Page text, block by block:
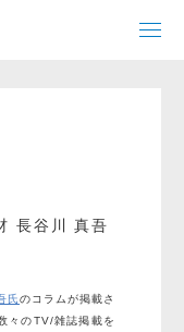
長谷川 真吾
氏のコラムが掲載さ
々のTV/雑誌掲載を